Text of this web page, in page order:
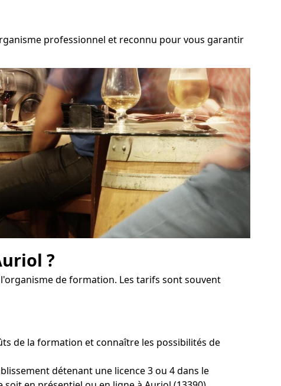
professionnel et reconnu pour vous garantir
?
de formation. Les tarifs sont souvent
de la formation et connaître les possibilités de
détenant une licence 3 ou 4 dans le